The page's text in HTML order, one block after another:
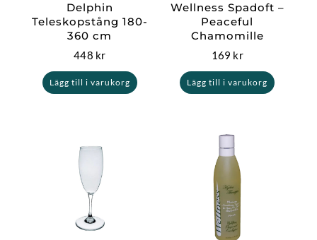
Delphin
Teleskopstång 180-
360 cm
448 kr
Lägg till i varukorg
Wellness Spadoft –
Peaceful
Chamomille
169 kr
Lägg till i varukorg